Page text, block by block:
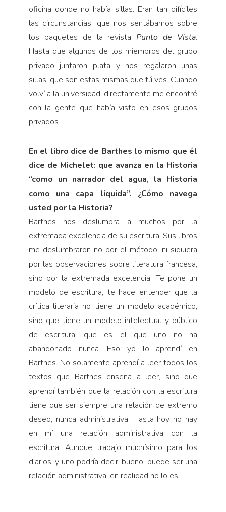
oficina donde no había sillas. Eran tan difíciles
las circunstancias, que nos sentábamos sobre
los paquetes de la revista Punto de Vista.
Hasta que algunos de los miembros del grupo
privado juntaron plata y nos regalaron unas
sillas, que son estas mismas que tú ves. Cuando
volví a la universidad, directamente me encontré
con la gente que había visto en esos grupos
privados.
En el libro dice de Barthes lo mismo que él
dice de Michelet: que avanza en la Historia
“como un narrador del agua, la Historia
como una capa líquida”. ¿Cómo navega
usted por la Historia?
Barthes nos deslumbra a muchos por la
extremada excelencia de su escritura. Sus libros
me deslumbraron no por el método, ni siquiera
por las observaciones sobre literatura francesa,
sino por la extremada excelencia. Te pone un
modelo de escritura, te hace entender que la
crítica literaria no tiene un modelo académico,
sino que tiene un modelo intelectual y público
de escritura, que es el que uno no ha
abandonado nunca. Eso yo lo aprendí en
Barthes. No solamente aprendí a leer todos los
textos que Barthes enseña a leer, sino que
aprendí también que la relación con la escritura
tiene que ser siempre una relación de extremo
deseo, nunca administrativa. Hasta hoy no hay
en mí una relación administrativa con la
escritura. Aunque trabajo muchísimo para los
diarios, y uno podría decir, bueno, puede ser una
relación administrativa, en realidad no lo es.